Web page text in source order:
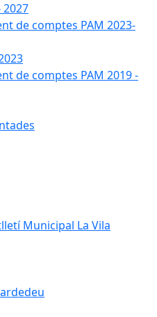
2027
de comptes PAM 2023-
de comptes PAM 2019 -
Municipal La Vila